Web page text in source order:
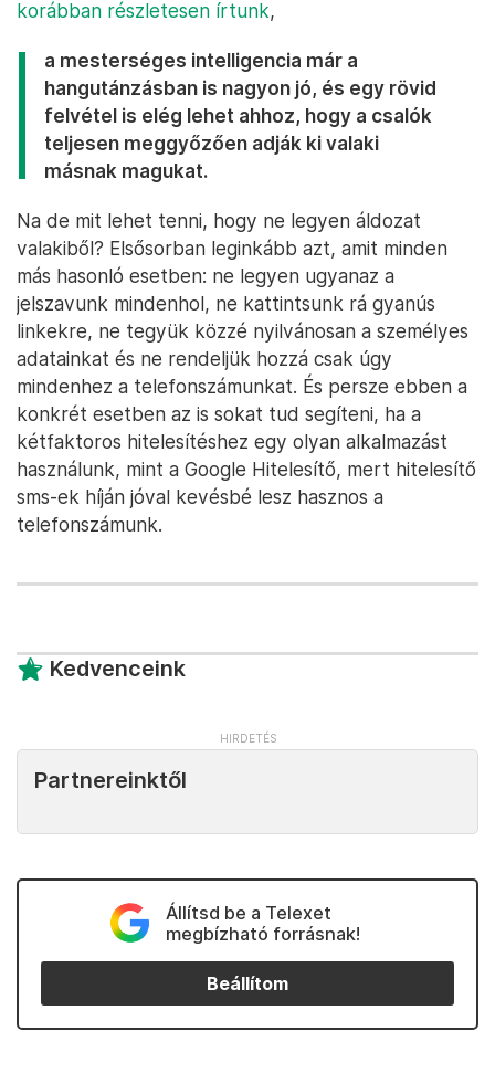
korábban részletesen írtunk,
a mesterséges intelligencia már a
hangutánzásban is nagyon jó, és egy rövid
felvétel is elég lehet ahhoz, hogy a csalók
teljesen meggyőzően adják ki valaki
másnak magukat.
Na de mit lehet tenni, hogy ne legyen áldozat
valakiből? Elsősorban leginkább azt, amit minden
más hasonló esetben: ne legyen ugyanaz a
jelszavunk mindenhol, ne kattintsunk rá gyanús
linkekre, ne tegyük közzé nyilvánosan a személyes
adatainkat és ne rendeljük hozzá csak úgy
mindenhez a telefonszámunkat. És persze ebben a
konkrét esetben az is sokat tud segíteni, ha a
kétfaktoros hitelesítéshez egy olyan alkalmazást
használunk, mint a Google Hitelesítő, mert hitelesítő
sms-ek híján jóval kevésbé lesz hasznos a
telefonszámunk.
Kedvenceink
Partnereinktől
Állítsd be a Telexet
megbízható forrásnak!
Beállítom